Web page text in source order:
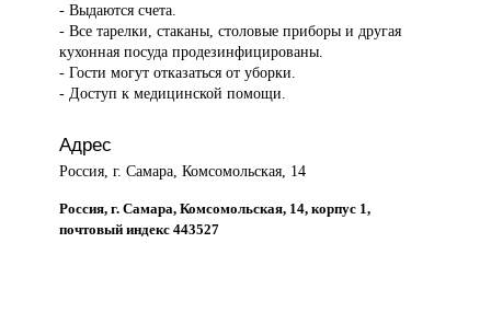
- Выдаются счета.
- Все тарелки, стаканы, столовые приборы и другая
кухонная посуда продезинфицированы.
- Гости могут отказаться от уборки.
- Доступ к медицинской помощи.
Адрес
Россия, г. Самара, Комсомольская, 14
Россия, г. Самара, Комсомольская, 14, корпус 1,
почтовый индекс 443527